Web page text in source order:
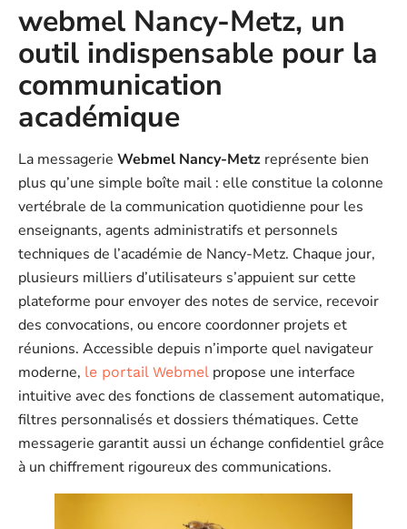
webmel Nancy-Metz, un
outil indispensable pour la
communication
académique
La messagerie Webmel Nancy-Metz représente bien
plus qu’une simple boîte mail : elle constitue la colonne
vertébrale de la communication quotidienne pour les
enseignants, agents administratifs et personnels
techniques de l’académie de Nancy-Metz. Chaque jour,
plusieurs milliers d’utilisateurs s’appuient sur cette
plateforme pour envoyer des notes de service, recevoir
des convocations, ou encore coordonner projets et
réunions. Accessible depuis n’importe quel navigateur
moderne, le portail Webmel propose une interface
intuitive avec des fonctions de classement automatique,
filtres personnalisés et dossiers thématiques. Cette
messagerie garantit aussi un échange confidentiel grâce
à un chiffrement rigoureux des communications.